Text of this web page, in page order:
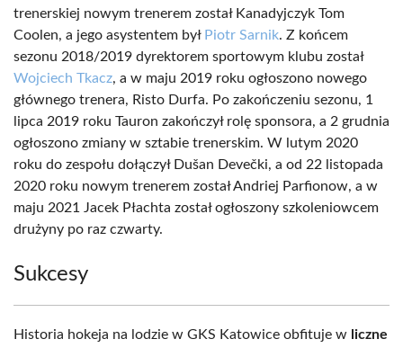
trenerskiej nowym trenerem został Kanadyjczyk Tom
Coolen, a jego asystentem był Piotr Sarnik. Z końcem
sezonu 2018/2019 dyrektorem sportowym klubu został
Wojciech Tkacz, a w maju 2019 roku ogłoszono nowego
głównego trenera, Risto Durfa. Po zakończeniu sezonu, 1
lipca 2019 roku Tauron zakończył rolę sponsora, a 2 grudnia
ogłoszono zmiany w sztabie trenerskim. W lutym 2020
roku do zespołu dołączył Dušan Devečki, a od 22 listopada
2020 roku nowym trenerem został Andriej Parfionow, a w
maju 2021 Jacek Płachta został ogłoszony szkoleniowcem
drużyny po raz czwarty.
Sukcesy
Historia hokeja na lodzie w GKS Katowice obfituje w liczne